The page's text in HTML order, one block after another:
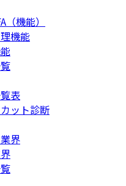
機能）
機能
表
ット診断
界